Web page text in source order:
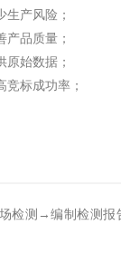
生产风险；
品质量；
始数据；
标成功率；
检测→编制检测